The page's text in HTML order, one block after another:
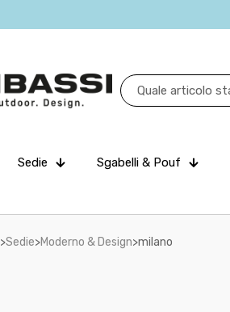
Sedie Sgabelli & Pouf
>Sedie>Moderno & Design>milano